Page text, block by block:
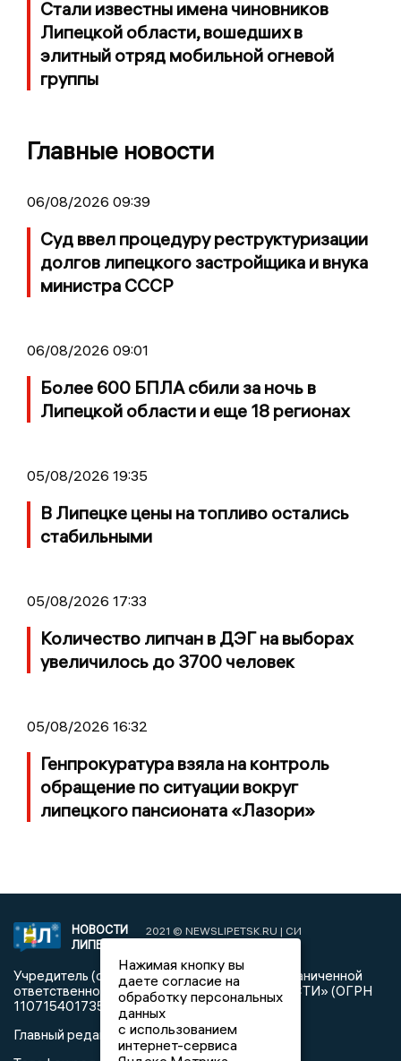
Стали известны имена чиновников
Липецкой области, вошедших в
элитный отряд мобильной огневой
группы
Главные новости
06/08/2026 09:39
Суд ввел процедуру реструктуризации
долгов липецкого застройщика и внука
министра СССР
06/08/2026 09:01
Более 600 БПЛА сбили за ночь в
Липецкой области и еще 18 регионах
05/08/2026 19:35
В Липецке цены на топливо остались
стабильными
05/08/2026 17:33
Количество липчан в ДЭГ на выборах
увеличилось до 3700 человек
05/08/2026 16:32
Генпрокуратура взяла на контроль
обращение по ситуации вокруг
липецкого пансионата «Лазори»
НОВОСТИ
ЛИПЕЦКА
2021 © NEWSLIPETSK.RU | СИ
Учредитель (соучредители): Общество с ограниченной
ответственностью «РЕГИОНАЛЬНЫЕ НОВОСТИ» (ОГРН
1107154017354)
Главный редактор: Герцог Е.Г.
Нажимая кнопку вы
даете согласие на
обработку персональных
данных
с использованием
интернет-сервиса